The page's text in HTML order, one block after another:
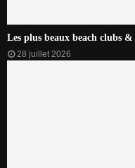
Les plus beaux beach clubs
28 juillet 2026